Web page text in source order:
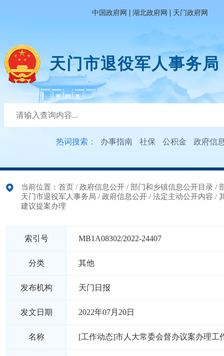
中国政府网 | 湖北政府网 | 天门政府网
天门市退役军人事务局
热词搜索： 办事指南 社保 公积金 政府信
当前位置： 首页 / 政府信息公开 / 部门和乡镇信息公开目录 /
天门市退役军人事务局 / 政府信息公开 / 法定主动公开内容 /
建议提案办理
索引号 MB1A08302/2022-24407
分类 其他
发布机构 天门日报
发文日期 2022年07月20日
名称 [工作动态]市人大常委会督办议案办理工